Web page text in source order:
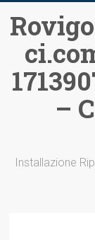
contenuto
–
Installazione